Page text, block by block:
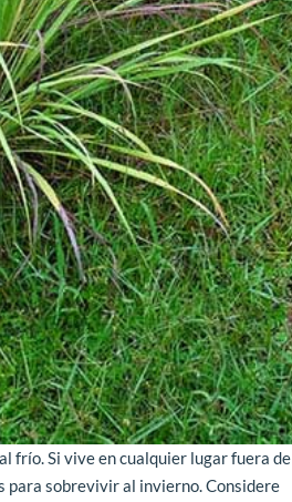
frío. Si vive en cualquier lugar fuera de
para sobrevivir al invierno. Considere